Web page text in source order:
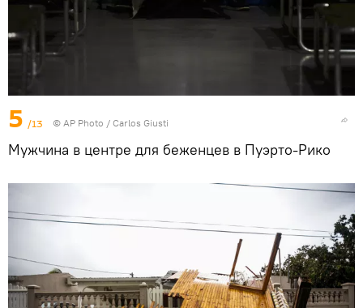
5 /13 © AP Photo / Carlos Giusti
Мужчина в центре для беженцев в Пуэрто-Рико